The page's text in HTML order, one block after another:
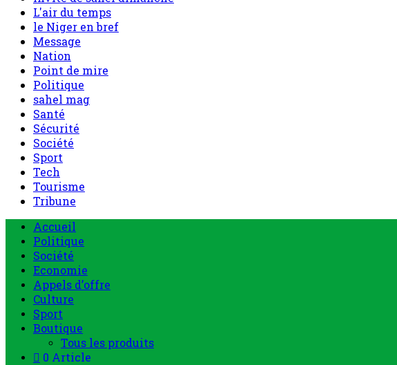
L'air du temps
le Niger en bref
Message
Nation
Point de mire
Politique
sahel mag
Santé
Sécurité
Société
Sport
Tech
Tourisme
Tribune
Menu
principal
Accueil
Politique
Société
Economie
Appels d’offre
Culture
Sport
Boutique
Tous les produits
0 Article